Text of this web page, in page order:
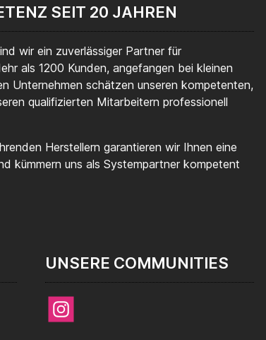
SEIT 20 JAHREN
wir ein zuverlässiger Partner für
als 1200 Kunden, angefangen bei kleinen
Unternehmen schätzen unseren kompetenten,
qualifizierten Mitarbeitern professionell
Herstellern garantieren wir Ihnen eine
kümmern uns als Systempartner kompetent
UNSERE COMMUNITIES
Instagram